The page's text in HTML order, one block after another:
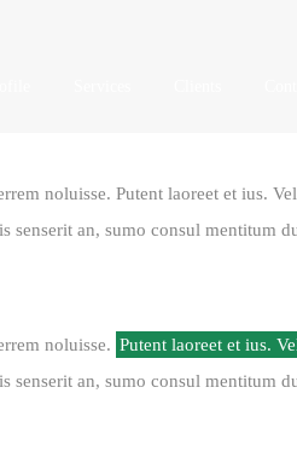
noluisse. Putent laoreet et ius.
senserit an, sumo consul mentitum
noluisse. Putent laoreet et ius.
senserit an, sumo consul mentitum